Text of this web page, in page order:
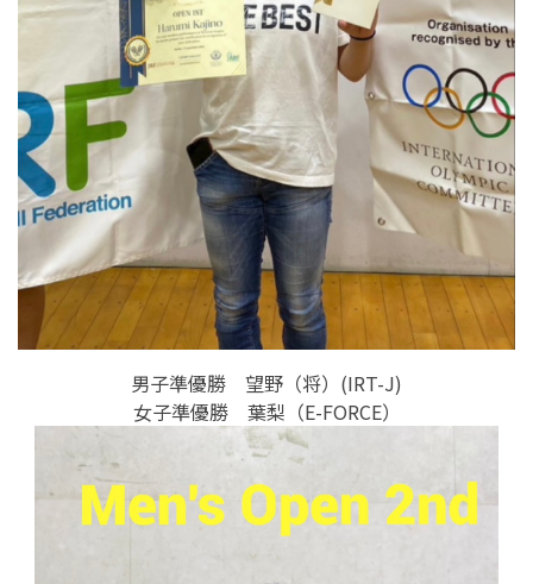
男子準優勝 望野（将）(IRT-J)
女子準優勝 葉梨（E-FORCE）